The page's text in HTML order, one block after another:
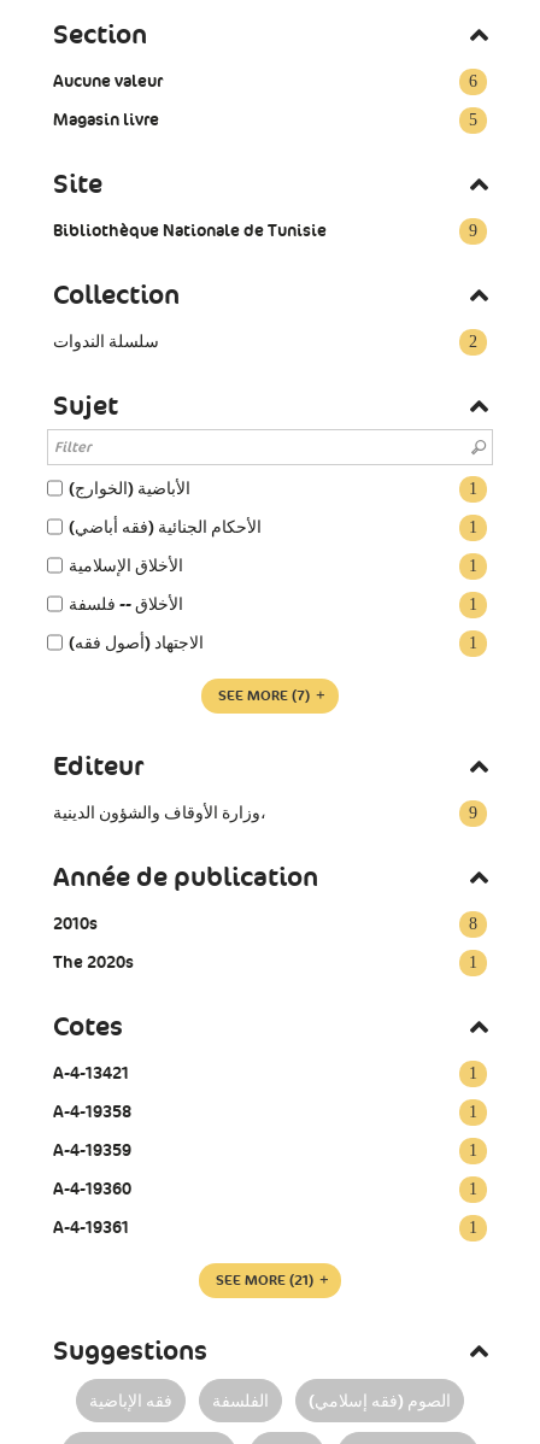
Section
6
Aucune valeur
5
Magasin livre
Site
9
Bibliothèque Nationale de Tunisie
Collection
2 سلسلة الندوات
Sujet
1 الأباضية (الخوارج)
1 الأحكام الجنائية (فقه أباضي)
1 الأخلاق الإسلامية
1 الأخلاق‏ -- ‏فلسفة‏
1 الاجتهاد (أصول فقه)
SEE MORE (7)
Editeur
9 وزارة الأوقاف والشؤون الدينية،
Année de publication
8
2010s
1
The 2020s
Cotes
1
A-4-13421
1
A-4-19358
1
A-4-19359
1
A-4-19360
1
A-4-19361
SEE MORE (21)
Suggestions
فقه الإباضية الفلسفة الصوم (فقه إسلامي)